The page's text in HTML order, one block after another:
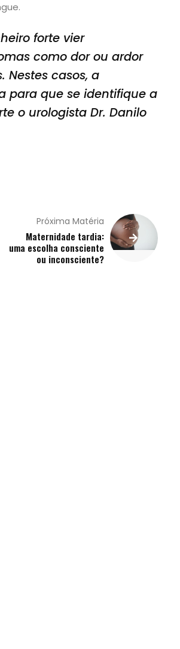
forte vier
como dor ou ardor
Nestes casos, a
para que se identifique a
o urologista Dr. Danilo
Próxima Matéria
Maternidade tardia:
uma escolha consciente
ou inconsciente?